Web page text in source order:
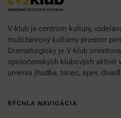
V-klub je centrom kultúry,
multižánrový kultúrny priestor
Dramaturgicky je V-klub
spoločenských klubových aktivít
umenia (hudba, tanec, spev,
RÝCHLA NAVIGÁCIA